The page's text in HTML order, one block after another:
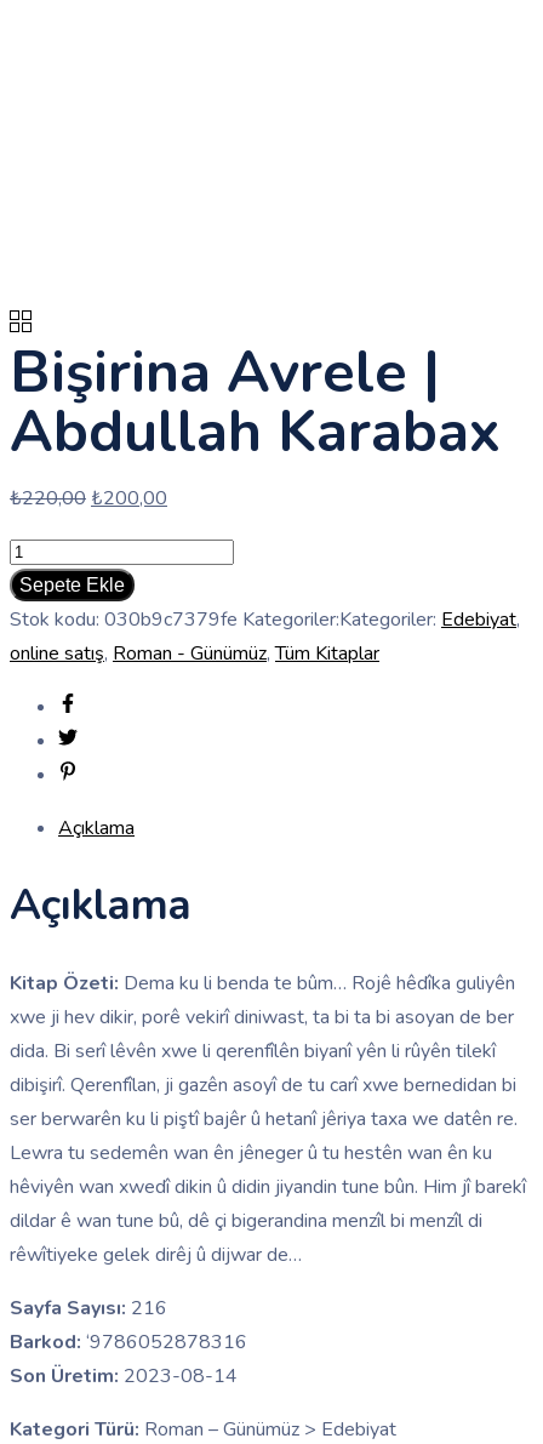
Bişirina Avrele |
Abdullah Karabax
₺220,00 Orijinal
₺220,00.
₺200,00
fiyat:
Bişirina
Avrele
|
Abdullah
quantity
Sepete Ekle
Stok kodu: 030b9c7379fe Kategoriler:Kategoriler: Edebiyat,
online satış, Roman - Günümüz,Tüm Kitaplar
Açıklama
Açıklama
Kitap Özeti: Dema ku li benda te bûm… Rojê hêdîka guliyên
xwe ji hev dikir, porê vekirî diniwast, ta bi ta bi asoyan de ber
dida. Bi serî lêvên xwe li qerenfîlên biyanî yên li rûyên tilekî
dibişirî. Qerenfîlan, ji gazên asoyî de tu carî xwe bernedidan bi
ser berwarên ku li piştî bajêr û hetanî jêriya taxa we datên re.
Lewra tu sedemên wan ên jêneger û tu hestên wan ên ku
hêviyên wan xwedî dikin û didin jiyandin tune bûn. Him jî barekî
dildar ê wan tune bû, dê çi bigerandina menzîl bi menzîl di
rêwîtiyeke gelek dirêj û dijwar de…
Sayfa Sayısı: 216
Barkod: ‘9786052878316
Son Üretim: 2023-08-14
Kategori Türü: Roman – Günümüz > Edebiyat